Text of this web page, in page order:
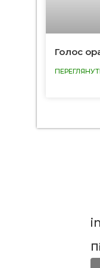
Голос